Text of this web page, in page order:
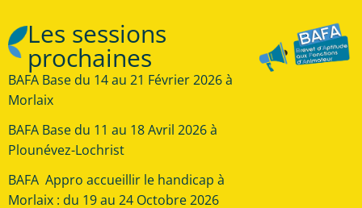
Les sessions
prochaines
BAFA Base du 14 au 21 Février 2026 à
Morlaix
BAFA Base du 11 au 18 Avril 2026 à
Plounévez-Lochrist
BAFA Appro accueillir le handicap à
Morlaix : du 19 au 24 Octobre 2026